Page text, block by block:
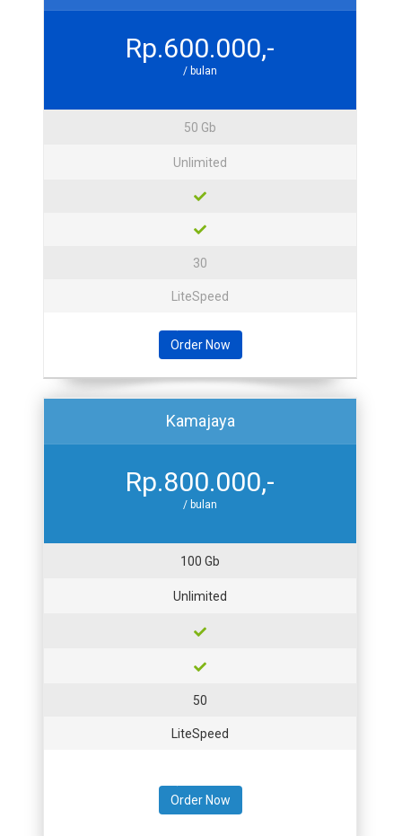
Rp.600.000,-
/ bulan
50 Gb
Unlimited
30
LiteSpeed
Order Now
Kamajaya
Rp.800.000,-
/ bulan
100 Gb
Unlimited
50
LiteSpeed
Order Now